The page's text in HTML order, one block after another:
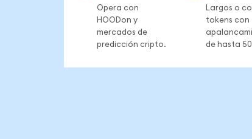
Opera con
HOODon y
mercados de
predicción cripto.
Largos o
tokens con
de hasta